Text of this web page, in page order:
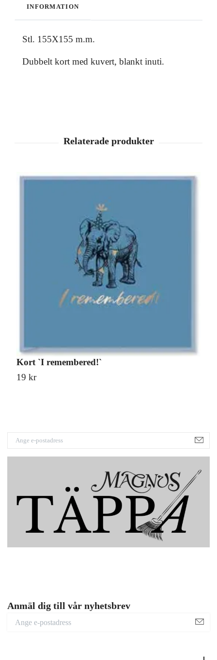
INFORMATION
Stl. 155X155 m.m.
Dubbelt kort med kuvert, blankt inuti.
Kort `I remembered!`
19 kr
Anmäl dig till vår nyhetsbrev